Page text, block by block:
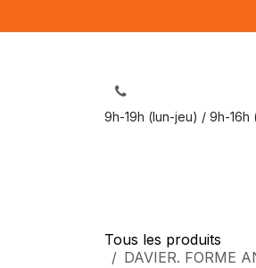
9h-19h (lun-jeu) / 9h-16h
Tous les produits
DAVIER. FORME